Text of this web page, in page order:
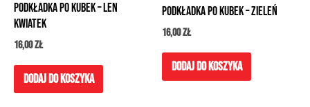
Podkładka po kubek – len
kwiatek
16,00zł
Dodaj do koszyka
Podkładka po kubek – zieleń
16,00zł
Dodaj do koszyka